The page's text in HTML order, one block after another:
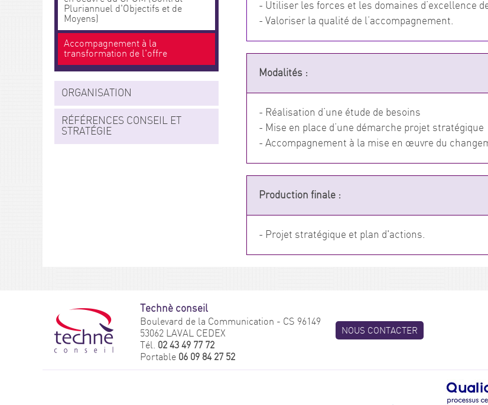
- Utiliser les forces et les domaines d’excellence
- Valoriser la qualité de l’accompagnement.
Modalités :
- Réalisation d’une étude de besoins
- Mise en place d’une démarche projet stratégique
- Accompagnement à la mise en œuvre du
Production finale :
- Projet stratégique et plan d'actions.
Pluriannuel d'Objectifs et de
Moyens)
Accompagnement à la
transformation de l'offre
ORGANISATION
RÉFÉRENCES CONSEIL ET
STRATÉGIE
Technè conseil
Boulevard de la Communication - CS 96149
53062 LAVAL CEDEX
Tél. 02 43 49 77 72
Portable 06 09 84 27 52
NOUS CONTACTER